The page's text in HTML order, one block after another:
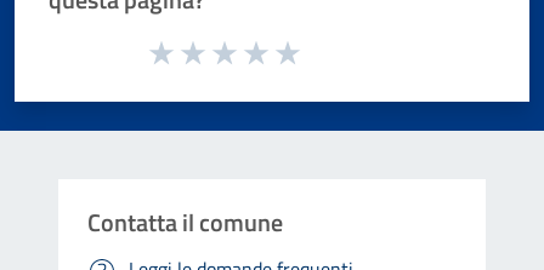
Valuta da 1 a 5 stelle la pagina
Contatta il comune